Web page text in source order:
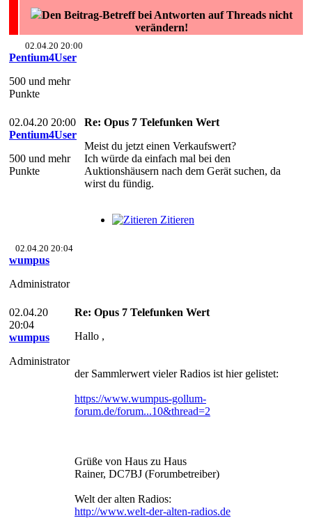
Den Beitrag-Betreff bei Antworten auf Threads nicht
verändern!
02.04.20 20:00
Pentium4User
500 und mehr
Punkte
02.04.20 20:00
Pentium4User
500 und mehr
Punkte
Re: Opus 7 Telefunken Wert
Meist du jetzt einen Verkaufswert?
Ich würde da einfach mal bei den
Auktionshäusern nach dem Gerät suchen, da
wirst du fündig.
Zitieren
02.04.20 20:04
wumpus
Administrator
02.04.20
20:04
wumpus
Administrator
Re: Opus 7 Telefunken Wert
Hallo ,
der Sammlerwert vieler Radios ist hier gelistet:
https://www.wumpus-gollum-
forum.de/forum...10&thread=2
Grüße von Haus zu Haus
Rainer, DC7BJ (Forumbetreiber)
Welt der alten Radios:
http://www.welt-der-alten-radios.de